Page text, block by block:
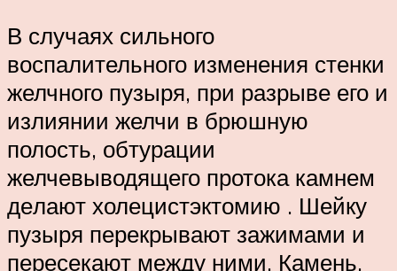
В случаях сильного
воспалительного изменения стенки
желчного пузыря, при разрыве его и
излиянии желчи в брюш­ную
полость, обтурации
желчевыводящего протока камнем
де­лают холецистэктомию . Шейку
пузыря перекрывают зажимами и
пересекают между ними. Камень,